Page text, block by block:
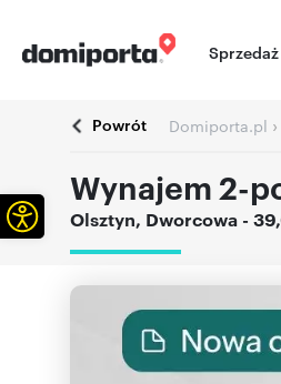
Sprzedaż
Powrót Domiporta.pl ›
Wynajem 2-
Olsztyn, Dworcowa -
Otwórz pasek narzędzi